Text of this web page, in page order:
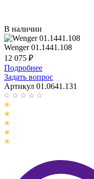
В наличии
Wenger 01.1441.108
12 075 ₽
Подробнее
Задать вопрос
Артикул 01.0641.131